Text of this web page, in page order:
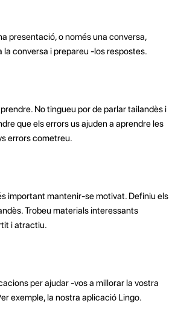
presentació, o només una conversa,
conversa i prepareu -los respostes.
No tingueu por de parlar tailandès i
que els errors us ajuden a aprendre les
errors cometreu.
important mantenir-se motivat. Definiu els
Trobeu materials interessants
i atractiu.
per ajudar -vos a millorar la vostra
exemple, la nostra aplicació Lingo.